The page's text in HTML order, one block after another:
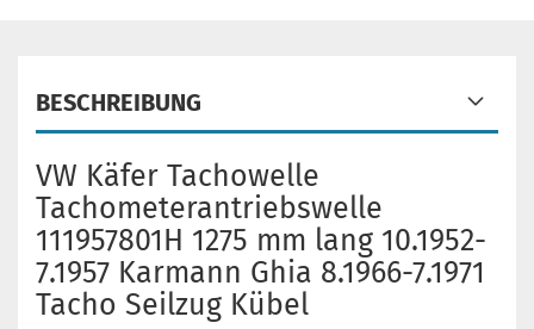
BESCHREIBUNG
VW Käfer Tachowelle
Tachometerantriebswelle
111957801H 1275 mm lang 10.1952-
7.1957 Karmann Ghia 8.1966-7.1971
Tacho Seilzug Kübel